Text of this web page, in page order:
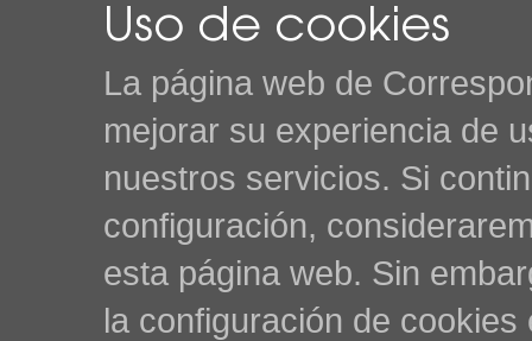
Uso de cookies
La página web de
mejorar su experiencia de
nuestros servicios. Si
configuración,
esta página web. Sin
la configuración de